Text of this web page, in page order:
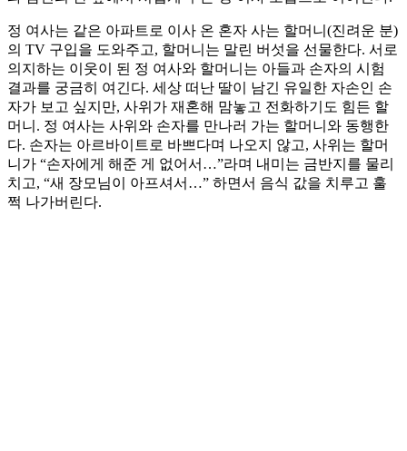
정 여사는 같은 아파트로 이사 온 혼자 사는 할머니(진려운 분)
의 TV 구입을 도와주고, 할머니는 말린 버섯을 선물한다. 서로
의지하는 이웃이 된 정 여사와 할머니는 아들과 손자의 시험
결과를 궁금히 여긴다. 세상 떠난 딸이 남긴 유일한 자손인 손
자가 보고 싶지만, 사위가 재혼해 맘놓고 전화하기도 힘든 할
머니. 정 여사는 사위와 손자를 만나러 가는 할머니와 동행한
다. 손자는 아르바이트로 바쁘다며 나오지 않고, 사위는 할머
니가 “손자에게 해준 게 없어서…”라며 내미는 금반지를 물리
치고, “새 장모님이 아프셔서…” 하면서 음식 값을 치루고 훌
쩍 나가버린다.